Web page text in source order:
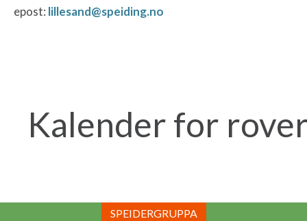
epost: lillesand@speiding.no
Kalender for
SPEIDERGRUPPA